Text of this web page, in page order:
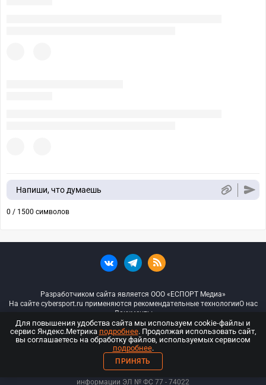
Напиши, что думаешь
0 / 1500 символов
Разработчиком сайта является ООО «ЕСПОРТ Медиа»
На сайте cybersport.ru применяются рекомендательные технологииО нас
Документы
© ООО «Киберспорт.ру» — Все права защищены
18+
ООО «Киберспорт.ру». Свидетельство о регистрации средств массовой
информации ЭЛ № ФС 77 - 74022
Для повышения удобства сайта мы используем cookie-файлы и
сервис Яндекс.Метрика подробнее. Продолжая использовать сайт,
вы соглашаетесь на обработку файлов, используемых сервисом
подробнее.
ПРИНЯТЬ